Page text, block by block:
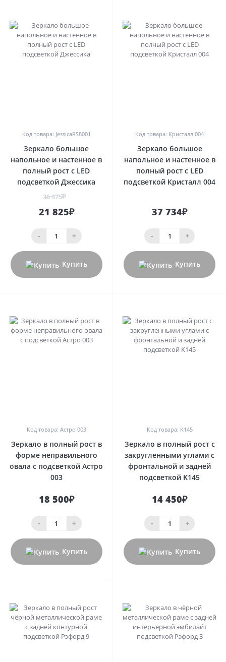
Код товара: JessicaRS8001
Зеркало большое
напольное и настенное в
полный рост с LED
подсветкой Джессика
36 375₽
21 825₽
- +
Купить
Код товара: Кристалл 004
Зеркало большое
напольное и настенное в
полный рост с LED
подсветкой Кристалл 004
37 734₽
- +
Купить
Код товара: Астро 003
Зеркало в полный рост в
форме неправильного
овала с подсветкой Астро
003
18 500₽
- +
Купить
Код товара: K145
Зеркало в полный рост с
закругленными углами с
фронтальной и задней
подсветкой K145
14 450₽
- +
Купить